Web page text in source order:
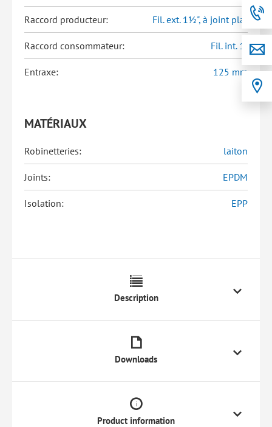
Raccord producteur: Fil. ext. 1½", à joint plat
Raccord consommateur: Fil. int. 1"
Entraxe: 125 mm
MATÉRIAUX
Robinetteries: laiton
Joints: EPDM
Isolation: EPP
Description
Downloads
Product information